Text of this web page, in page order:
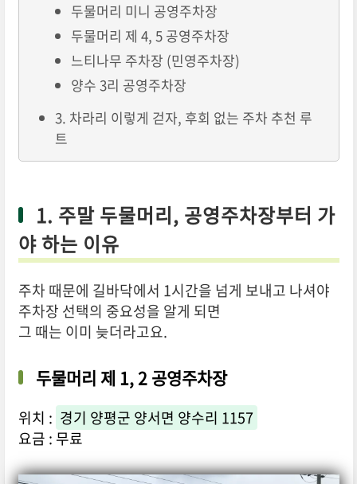
두물머리 미니 공영주차장
두물머리 제 4, 5 공영주차장
느티나무 주차장 (민영주차장)
양수 3리 공영주차장
3. 차라리 이렇게 걷자, 후회 없는 주차 추천 루
트
1. 주말 두물머리, 공영주차장부터 가
야 하는 이유
주차 때문에 길바닥에서 1시간을 넘게 보내고 나셔야
주차장 선택의 중요성을 알게 되면
그 때는 이미 늦더라고요.
두물머리 제 1, 2 공영주차장
위치 : 경기 양평군 양서면 양수리 1157
요금 : 무료